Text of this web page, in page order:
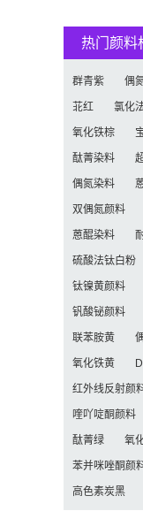
热门颜料
群青紫 偶
苝红 氯化
氧化铁棕
酞菁染料
偶氮染料
双偶氮颜料
蒽醌染料
硫酸法钛白粉
钛镍黄颜料
钒酸铋颜料
联苯胺黄
氧化铁黄
红外线反射颜
喹吖啶酮颜料
酞菁绿 氧
苯并咪唑酮颜
高色素炭黑